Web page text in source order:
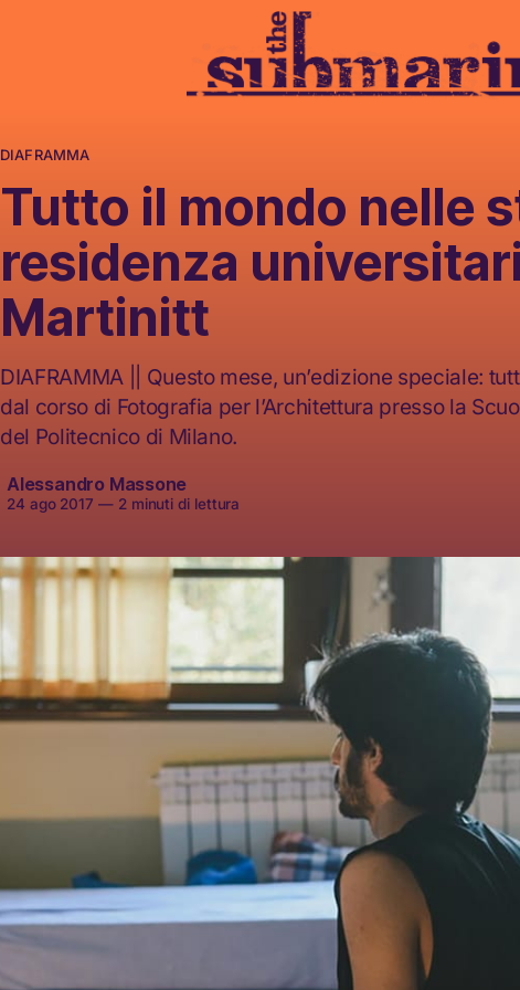
DIAFRAMMA
Tutto il mondo nelle
residenza
Martinitt
DIAFRAMMA || Questo mese, un’edizione speciale:
dal corso di Fotografia per l’Architettura presso la
del Politecnico di Milano.
Alessandro Massone
24 ago 2017 —2 minuti di lettura